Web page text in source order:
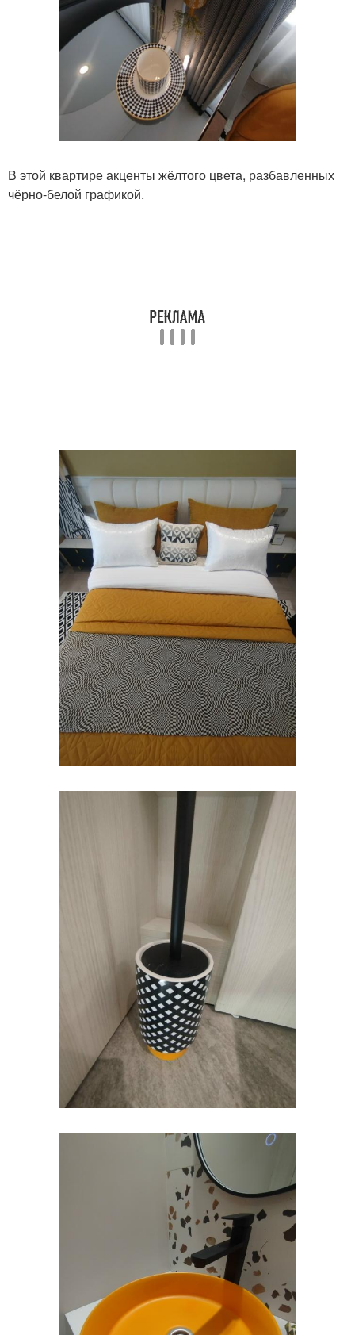
В этой квартире акценты жёлтого цвета, разбавленных
чёрно-белой графикой.